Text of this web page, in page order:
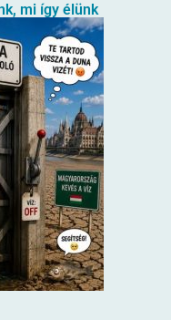
mi így élünk